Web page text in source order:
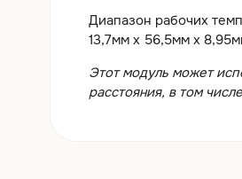
Диапазон рабочих
13,7мм x 56,5мм x
Этот модуль может
расстояния, в том